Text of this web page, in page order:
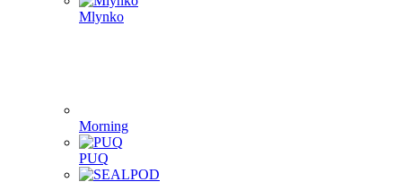
Mlynko
Morning
PUQ